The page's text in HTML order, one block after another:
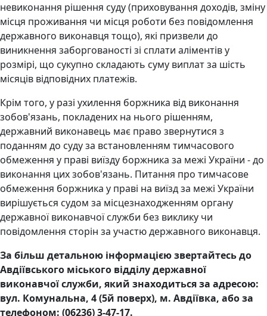
невиконання рішення суду (приховування доходів, зміну
місця проживання чи місця роботи без повідомлення
державного виконавця тощо), які призвели до
виникнення заборгованості зі сплати аліментів у
розмірі, що сукупно складають суму виплат за шість
місяців відповідних платежів.
Крім того, у разі ухилення боржника від виконання
зобов'язань, покладених на нього рішенням,
державний виконавець має право звернутися з
поданням до суду за встановленням тимчасового
обмеження у праві виїзду боржника за межі України - до
виконання цих зобов'язань. Питання про тимчасове
обмеження боржника у праві на виїзд за межі України
вирішується судом за місцезнаходженням органу
державної виконавчої служби без виклику чи
повідомлення сторін за участю державного виконавця.
За більш детальною інформацією звертайтесь до
Авдіївського міського відділу державної
виконавчої служби, який знаходиться за адресою:
вул. Комунальна, 4 (5й поверх), м. Авдіївка, або за
телефоном: (06236) 3-47-17.